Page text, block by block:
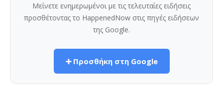
Μείνετε ενημερωμένοι με τις τελευταίες ειδήσεις
προσθέτοντας το HappenedNow στις πηγές ειδήσεων
της Google.
➕ Προσθήκη στη Google